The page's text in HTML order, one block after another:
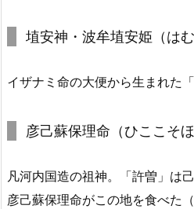
埴安神・波牟埴安姫（は
イザナミ命の大便から生まれた
彦己蘇保理命（ひここそ
凡河内国造の祖神。「許曽」は
彦己蘇保理命がこの地を食べた